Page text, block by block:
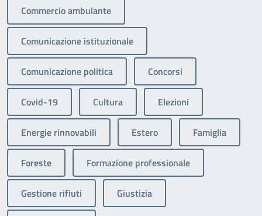
Commercio ambulante
Comunicazione istituzionale
Comunicazione politica Concorsi
Covid-19 Cultura Elezioni
Energie rinnovabili Estero Famiglia
Foreste Formazione professionale
Gestione rifiuti Giustizia